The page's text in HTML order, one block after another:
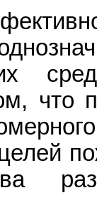
что